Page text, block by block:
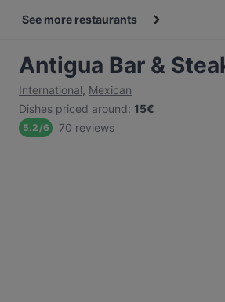
See more restaurants
Antigua Bar &
International, Mexican
Dishes priced around: 15€
5.2/6 70 reviews